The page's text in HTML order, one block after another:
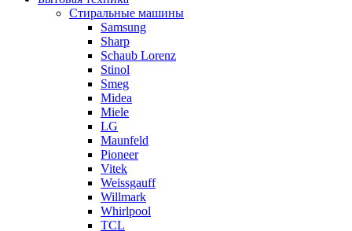
Стиральные машины
Samsung
Sharp
Schaub Lorenz
Stinol
Smeg
Midea
Miele
LG
Maunfeld
Pioneer
Vitek
Weissgauff
Willmark
Whirlpool
TCL